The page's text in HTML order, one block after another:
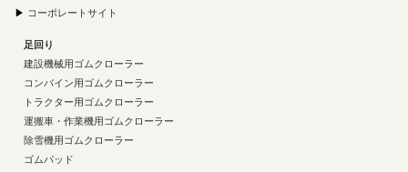
▶ コーポレートサイト
足回り
建設機械用ゴムクローラー
コンバイン用ゴムクローラー
トラクター用ゴムクローラー
運搬車・作業機用ゴムクローラー
除雪機用ゴムクローラー
ゴムパッド